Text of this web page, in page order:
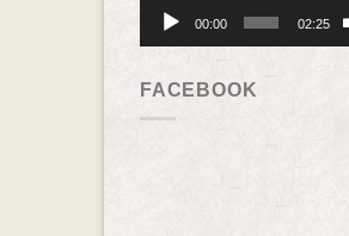
00:00 02:25
FACEBOOK